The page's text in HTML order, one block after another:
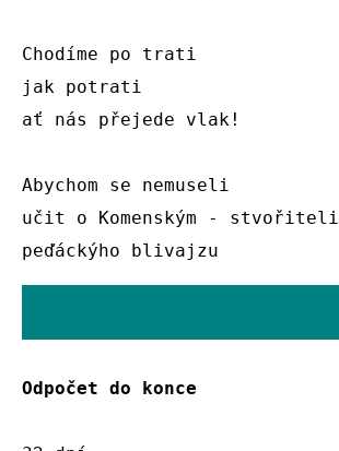
Chodíme po trati
jak potrati
ať nás přejede vlak!
Abychom se nemuseli
učit o Komenským - stvořiteli
peďáckýho blivajzu
Odpočet do konce